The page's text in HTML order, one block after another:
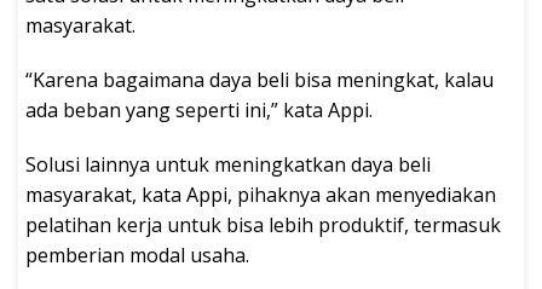
masyarakat.
“Karena bagaimana daya beli bisa meningkat, kalau
ada beban yang seperti ini,” kata Appi.
Solusi lainnya untuk meningkatkan daya beli
masyarakat, kata Appi, pihaknya akan menyediakan
pelatihan kerja untuk bisa lebih produktif, termasuk
pemberian modal usaha.